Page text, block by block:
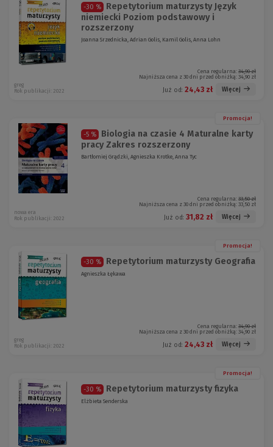
-30 %
Repetytorium maturzysty Język
niemiecki Poziom podstawowy i
rozszerzony
Joanna Srzednicka, Adrian Golis, Kamil Golis, Anna Lohn
Cena regularna: 34,90 zł
Najniższa cena z 30 dni przed obniżką: 34,90 zł
Już od: 24,43 zł Więcej
greg
Rok publikacji: 2022
Promocja!
-5 %
Biologia na czasie 4 Maturalne karty
pracy Zakres rozszerzony
Bartłomiej Grądzki, Agnieszka Krotke, Anna Tyc
Cena regularna: 33,50 zł
Najniższa cena z 30 dni przed obniżką: 33,50 zł
Już od: 31,82 zł Więcej
nowa era
Rok publikacji: 2022
Promocja!
-30 % Repetytorium maturzysty Geografia
Agnieszka Łękawa
Cena regularna: 34,90 zł
Najniższa cena z 30 dni przed obniżką: 34,90 zł
Już od: 24,43 zł Więcej
greg
Rok publikacji: 2022
Promocja!
-30 % Repetytorium maturzysty fizyka
Elżbieta Senderska